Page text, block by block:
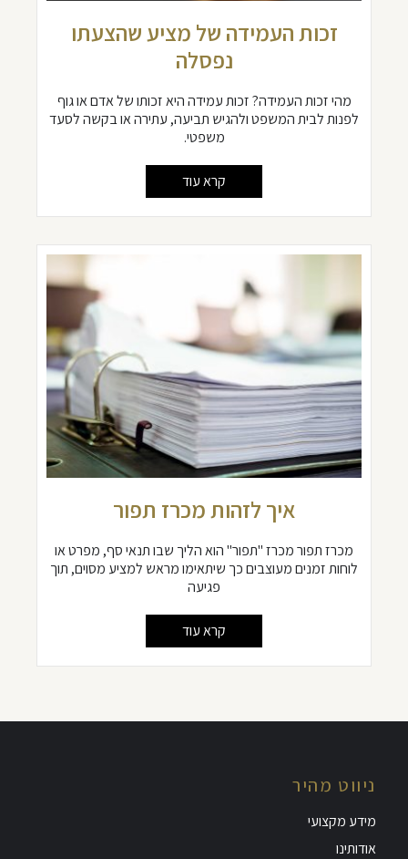
זכות העמידה של מציע שהצעתו
נפסלה
מהי זכות העמידה? זכות עמידה היא זכותו של אדם או גוף
לפנות לבית המשפט ולהגיש תביעה, עתירה או בקשה לסעד
משפטי.
קרא עוד
איך לזהות מכרז תפור
מכרז תפור מכרז "תפור" הוא הליך שבו תנאי סף, מפרט או
לוחות זמנים מעוצבים כך שיתאימו מראש למציע מסוים, תוך
פגיעה
קרא עוד
ניווט מהיר
מידע מקצועי
אודותינו